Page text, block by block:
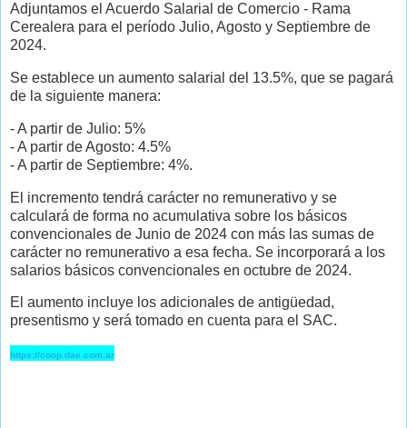
Adjuntamos el Acuerdo Salarial de Comercio - Rama
Cerealera para el período Julio, Agosto y Septiembre de
2024.
Se establece un aumento salarial del 13.5%, que se pagará
de la siguiente manera:
- A partir de Julio: 5%
- A partir de Agosto: 4.5%
- A partir de Septiembre: 4%.
El incremento tendrá carácter no remunerativo y se
calculará de forma no acumulativa sobre los básicos
convencionales de Junio de 2024 con más las sumas de
carácter no remunerativo a esa fecha. Se incorporará a los
salarios básicos convencionales en octubre de 2024.
El aumento incluye los adicionales de antigüedad,
presentismo y será tomado en cuenta para el SAC.
https://coop.dae.com.ar